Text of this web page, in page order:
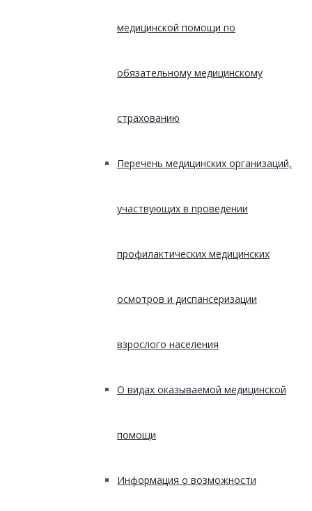
медицинской помощи по
обязательному медицинскому
страхованию
Перечень медицинских организаций,
участвующих в проведении
профилактических медицинских
осмотров и диспансеризации
взрослого населения
О видах оказываемой медицинской
помощи
Информация о возможности